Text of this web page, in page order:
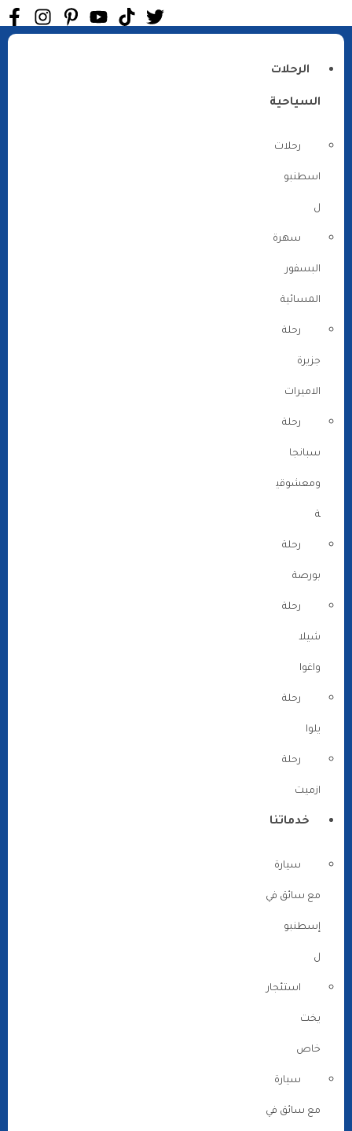
الرحلات
السياحية
رحلات
اسطنبو
ل
سهرة
البسفور
المسائية
رحلة
جزيرة
الاميرات
رحلة
سبانجا
ومعشوقي
ة
رحلة
بورصة
رحلة
شيلا
واغوا
رحلة
يلوا
رحلة
ازميت
خدماتنا
سيارة
مع سائق في
إسطنبو
ل
استئجار
يخت
خاص
سيارة
مع سائق في